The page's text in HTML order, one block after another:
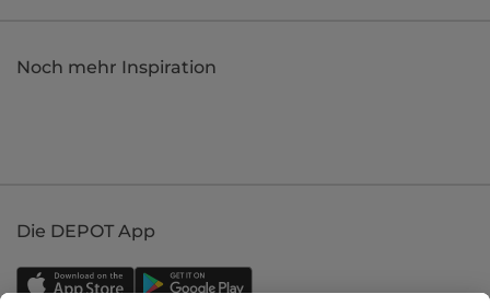
Noch mehr Inspiration
Die DEPOT App